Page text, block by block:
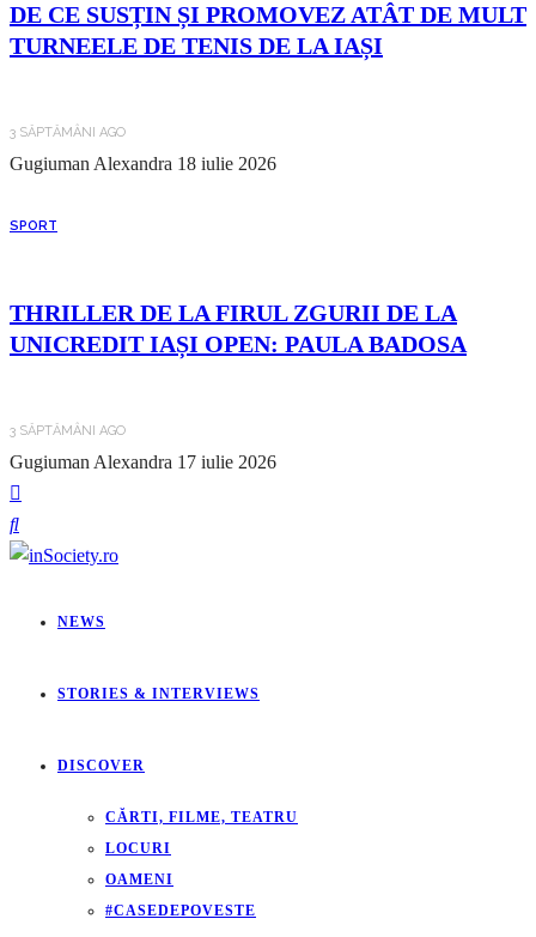
DE CE SUSȚIN ȘI PROMOVEZ ATÂT DE MULT
TURNEELE DE TENIS DE LA IAȘI
3 SĂPTĂMÂNI AGO
Gugiuman Alexandra 18 iulie 2026
SPORT
THRILLER DE LA FIRUL ZGURII DE LA
UNICREDIT IAȘI OPEN: PAULA BADOSA
3 SĂPTĂMÂNI AGO
Gugiuman Alexandra 17 iulie 2026
NEWS
STORIES & INTERVIEWS
DISCOVER
CĂRTI, FILME, TEATRU
LOCURI
OAMENI
#CASEDEPOVESTE